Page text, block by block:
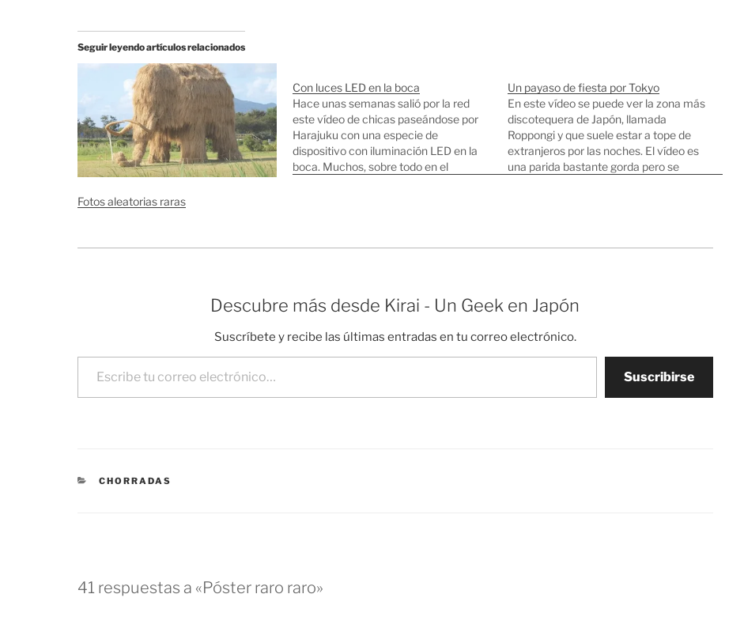
Seguir leyendo artículos relacionados
Fotos aleatorias raras
Con luces LED en la boca
Hace unas semanas salió por la red
este vídeo de chicas paseándose por
Harajuku con una especie de
dispositivo con iluminación LED en la
boca. Muchos, sobre todo en el
Un payaso de fiesta por Tokyo
En este vídeo se puede ver la zona más
discotequera de Japón, llamada
Roppongi y que suele estar a tope de
extranjeros por las noches. El vídeo es
una parida bastante gorda pero se
Descubre más desde Kirai - Un Geek en Japón
Suscríbete y recibe las últimas entradas en tu correo electrónico.
Escribe tu correo electrónico…
Suscribirse
CATEGORÍAS
CHORRADAS
41 respuestas a «Póster raro raro»